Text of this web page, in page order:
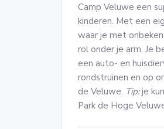
Camp Veluwe een
kinderen. Met een
waar je met
rol onder je arm. Je
een auto- en
rondstruinen en op
de Veluwe. Tip:je
Park de Hoge